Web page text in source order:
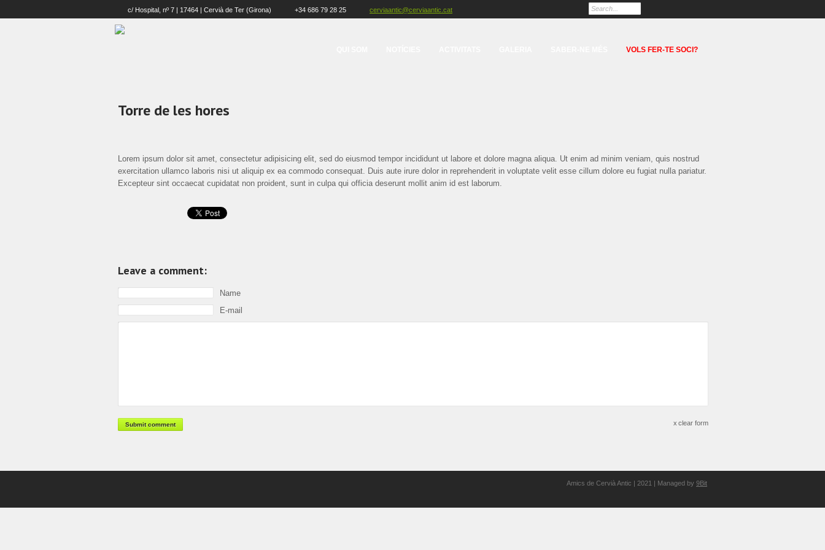
c/ Hospital, nº 7 | 17464 | Cervià de Ter (Girona) +34 686 79 28 25 cerviaantic@cerviaantic.cat
VOLS FER-TE SOCI?
Torre de les hores
Lorem ipsum dolor sit amet, consectetur adipisicing elit, sed do eiusmod tempor incididunt ut labore et dolore magna aliqua. Ut enim ad minim veniam, quis nostrud
exercitation ullamco laboris nisi ut aliquip ex ea commodo consequat. Duis aute irure dolor in reprehenderit in voluptate velit esse cillum dolore eu fugiat nulla pariatur.
Excepteur sint occaecat cupidatat non proident, sunt in culpa qui officia deserunt mollit anim id est laborum.
Leave a comment:
Name
E-mail
Submit comment clear form
Amics de Cervià Antic | 2021 | Managed by 9Bit